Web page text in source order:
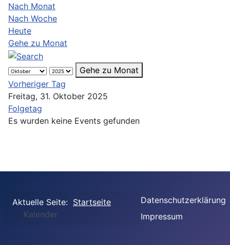
Nach Monat
Nach Woche
Heute
Gehe zu Monat
Gehe zu Monat
Vorheriger Tag
Freitag, 31. Oktober 2025
Folgetag
Es wurden keine Events gefunden
Aktuelle Seite: Startseite
Kalender
Datenschutzerklärung
Impressum